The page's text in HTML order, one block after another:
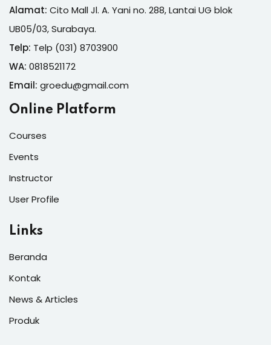
Alamat: Cito Mall Jl. A. Yani no. 288, Lantai UG blok
UB05/03, Surabaya.
Telp: Telp (031) 8703900
WA: 0818521172
Email: groedu@gmail.com
Online Platform
Courses
Events
Instructor
User Profile
Links
Beranda
Kontak
News & Articles
Produk